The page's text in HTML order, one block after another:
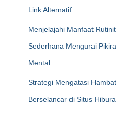
Link Alternatif
Menjelajahi Manfaat
Sederhana Mengurai
Mental
Strategi Mengatasi
Berselancar di Situs